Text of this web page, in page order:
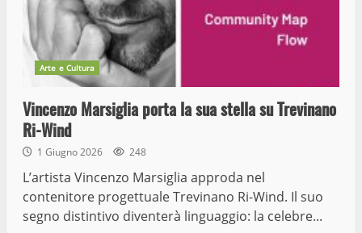
Arte e Cultura
Vincenzo Marsiglia porta la sua stella su Trevinano
Ri-Wind
1 Giugno 2026 248
L’artista Vincenzo Marsiglia approda nel
contenitore progettuale Trevinano Ri-Wind. Il suo
segno distintivo diventerà linguaggio: la celebre...